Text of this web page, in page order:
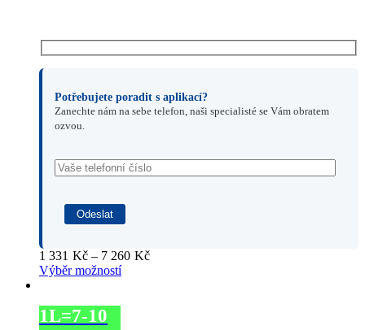
Potřebujete poradit s aplikací?
Zanechte nám na sebe telefon, naši specialisté se Vám obratem
ozvou.
1 331 Kč – 7 260 KčRozpětí
Výběr možností
1L=7-10